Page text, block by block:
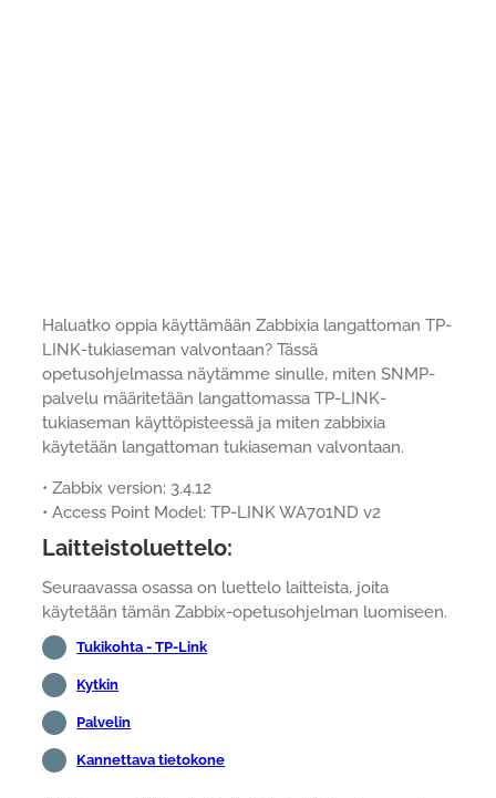
Haluatko oppia käyttämään Zabbixia langattoman TP-
LINK-tukiaseman valvontaan? Tässä
opetusohjelmassa näytämme sinulle, miten SNMP-
palvelu määritetään langattomassa TP-LINK-
tukiaseman käyttöpisteessä ja miten zabbixia
käytetään langattoman tukiaseman valvontaan.
• Zabbix version: 3.4.12
• Access Point Model: TP-LINK WA701ND v2
Laitteistoluettelo:
Seuraavassa osassa on luettelo laitteista, joita
käytetään tämän Zabbix-opetusohjelman luomiseen.
Tukikohta - TP-Link
Kytkin
Palvelin
Kannettava tietokone